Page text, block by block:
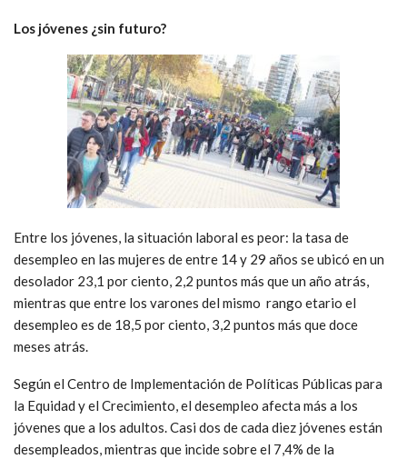
Los jóvenes ¿sin futuro?
Entre los jóvenes, la situación laboral es peor: la tasa de
desempleo en las mujeres de entre 14 y 29 años se ubicó en un
desolador 23,1 por ciento, 2,2 puntos más que un año atrás,
mientras que entre los varones del mismo rango etario el
desempleo es de 18,5 por ciento, 3,2 puntos más que doce
meses atrás.
Según el Centro de Implementación de Políticas Públicas para
la Equidad y el Crecimiento, el desempleo afecta más a los
jóvenes que a los adultos. Casi dos de cada diez jóvenes están
desempleados, mientras que incide sobre el 7,4% de la